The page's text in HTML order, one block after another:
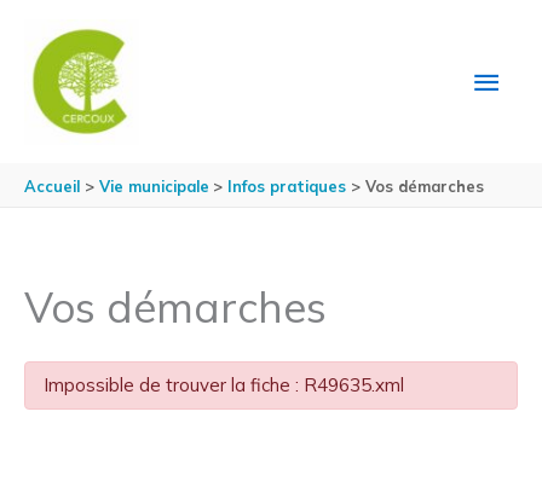
Accueil Vie municipale Infos pratiques Vos démarches
Vos démarches
Impossible de trouver la fiche : R49635.xml